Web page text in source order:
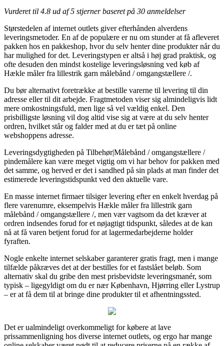
Vurderet til 4.8 ud af 5 stjerner baseret på 30 anmeldelser
Størstedelen af internet outlets giver efterhånden alverdens
leveringsmetoder. En af de populære er nu om stunder at få afleveret
pakken hos en pakkeshop, hvor du selv henter dine produkter når du
har mulighed for det. Leveringstypen er altså i høj grad praktisk, og
ofte desuden den mindst kostelige leveringsløsning ved køb af
Hækle måler fra lillestrik garn målebånd / omgangstællere /.
Du bør alternativt foretrække at bestille varerne til levering til din
adresse eller til dit arbejde. Fragtmetoden viser sig almindeligvis lidt
mere omkostningsfuld, men lige så vel vældig enkel. Den
prisbilligste løsning vil dog altid vise sig at være at du selv henter
ordren, hvilket står og falder med at du er tæt på online
webshoppens adresse.
Leveringsdygtigheden på Tilbehør|Målebånd / omgangstællere /
pindemålere kan være meget vigtig om vi har behov for pakken med
det samme, og herved er det i sandhed på sin plads at man finder det
estimerede leveringstidspunkt ved den aktuelle vare.
En masse internet firmaer tilsiger levering efter en enkelt hverdag på
flere varenumre, eksempelvis Hækle måler fra lillestrik garn
målebånd / omgangstællere /, men vær vagtsom da det kræver at
ordren indsendes forud for et nøjagtigt tidspunkt, således at de kan
nå at få varen betjent forud for at lagermedarbejderne holder
fyraften.
Nogle enkelte internet selskaber garanterer gratis fragt, men i mange
tilfælde påkræves det at der bestilles for et fastslået beløb. Som
alternativ skal du gribe den mest prisbevidste leveringsmanér, som
typisk – ligegyldigt om du er nær København, Hjørring eller Lystrup
– er at få dem til at bringe dine produkter til et afhentningssted.
Det er ualmindeligt overkommeligt for købere at lave
prissammenligning hos diverse internet outlets, og ergo har mange